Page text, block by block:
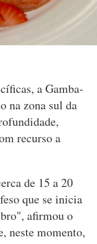
a Gamba-
na zona sul da
recurso a
de 15 a 20
que se inicia
afirmou o
neste momento,